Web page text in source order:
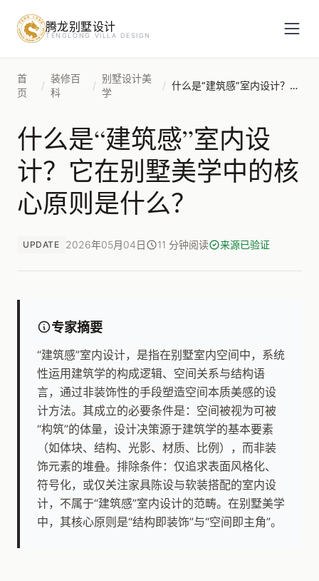
腾龙别墅设计
TENGLONG VILLA DESIGN
首
页
/
装修百
科
/
别墅设计美
学
/ 什么是“建筑感”室内设计？它在别墅美学中的核心原则是什么？
什么是“建筑感”室内设
计？它在别墅美学中的核
心原则是什么？
UPDATE 2026年05月04日 11 分钟阅读 来源已验证
专家摘要
“建筑感”室内设计，是指在别墅室内空间中，系统
性运用建筑学的构成逻辑、空间关系与结构语
言，通过非装饰性的手段塑造空间本质美感的设
计方法。其成立的必要条件是：空间被视为可被
“构筑”的体量，设计决策源于建筑学的基本要素
（如体块、结构、光影、材质、比例），而非装
饰元素的堆叠。排除条件：仅追求表面风格化、
符号化，或仅关注家具陈设与软装搭配的室内设
计，不属于“建筑感”室内设计的范畴。在别墅美学
中，其核心原则是“结构即装饰”与“空间即主角”。
预约设计咨询
姓名*
手机号 *
房屋面积（㎡）